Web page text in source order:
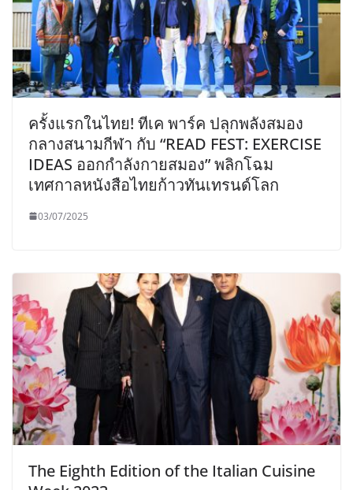
ครั้งแรกในไทย! ทีเค พาร์ค ปลุกพลังสมอง
กลางสนามกีฬา กับ “READ FEST: EXERCISE
IDEAS ออกกำลังกายสมอง” พลิกโฉม
เทศกาลหนังสือไทยก้าวทันเทรนด์โลก
03/07/2025
The Eighth Edition of the Italian Cuisine